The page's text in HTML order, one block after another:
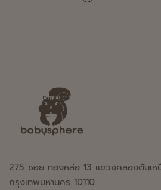
275 ซอย ทองหล่อ 13 แขวงคลองตันเ
กรุงเทพมหานคร 10110